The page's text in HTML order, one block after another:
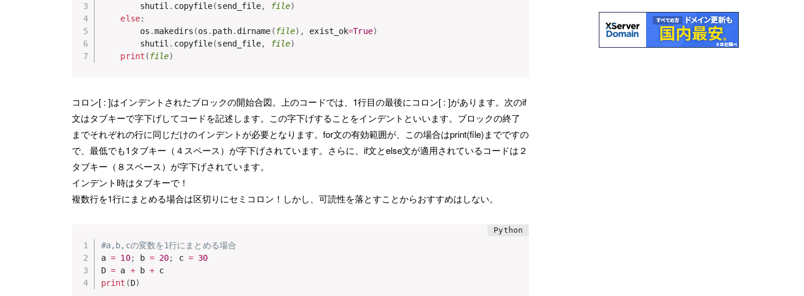
        shutil
. copyfile(send_file, file)
else:
        os
.makedirs (os . path. dirname ( file) , exist_ok=True)
        shutil
. copyfile(send_file, file)
print ( file)
コロン[ : ]はインデントされたブロックの開始合図。上のコードでは、1行目の最後にコロン[ : ]があります。次のif
文はタブキーで字下げしてコードを記述します。この字下げすることをインデントといいます。ブロックの終了
までそれぞれの行に同じだけのインデントが必要となります。for文の有効範囲が、この場合はprint(file)までですの
で、最低でも1タブキー（４スペース）が字下げされています。さらに、if文とelse文が適用されているコードは２
タブキー（８スペース）が字下げされています。
インデント時はタブキーで！
複数行を1行にまとめる場合は区切りにセミコロン！しかし、可読性を落とすことからおすすめはしない。
#a,b,cの変数を1行にまとめる場合
a = 10; b = 20; c = 30
D = a + b +
print (D)